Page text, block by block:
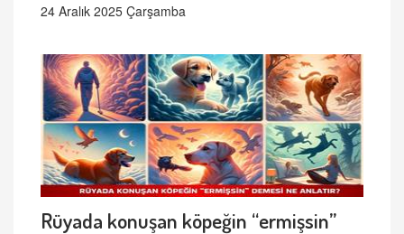
24 Aralık 2025 Çarşamba
Rüyada konuşan köpeğin “ermişsin”